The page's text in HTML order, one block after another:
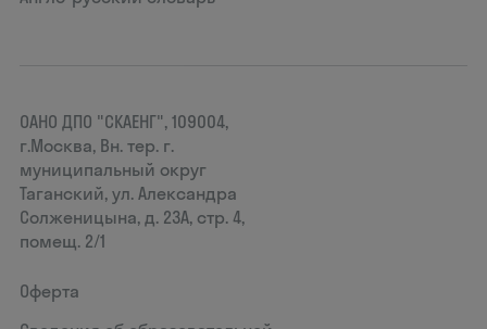
ОАНО ДПО "СКАЕНГ", 109004,
г.Москва, Вн. тер. г.
муниципальный округ
Таганский, ул. Александра
Солженицына, д. 23А, стр. 4,
помещ. 2/1
Оферта